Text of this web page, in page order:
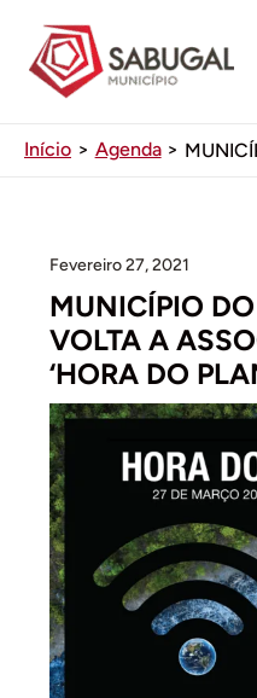
conteúdo
Início Agenda
Fevereiro 27, 2021
MUNICÍPIO
VOLTA A
‘HORA DO